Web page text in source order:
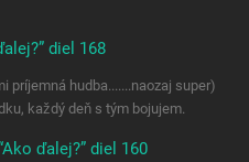
diel 168
príjemná hudba.......naozaj super)
každý deň s tým bojujem.
ďalej?” diel 160